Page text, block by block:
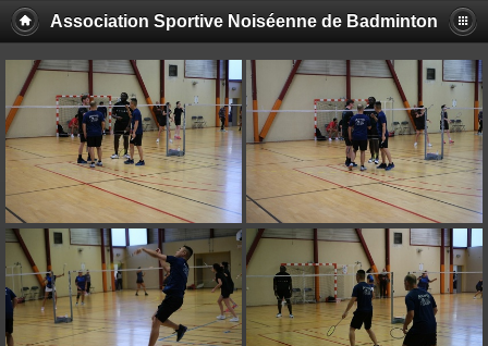
Association Sportive Noiséenne de Badminton